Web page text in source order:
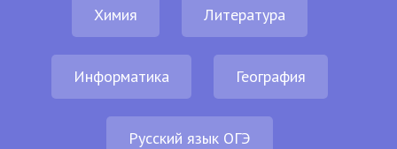
Химия Литература
Информатика География
Русский язык ОГЭ